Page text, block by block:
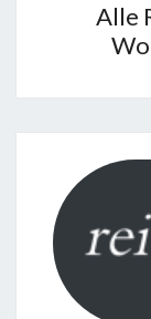
Alle